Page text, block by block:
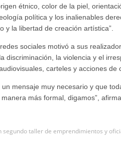
étnico, color de la piel,
política y los inalienables
y la libertad de creación artística”.
sociales motivó a sus
discriminación, la violencia y el
carteles y acciones de
mensaje muy necesario y que
más formal, digamos”,
taller de emprendimientos y